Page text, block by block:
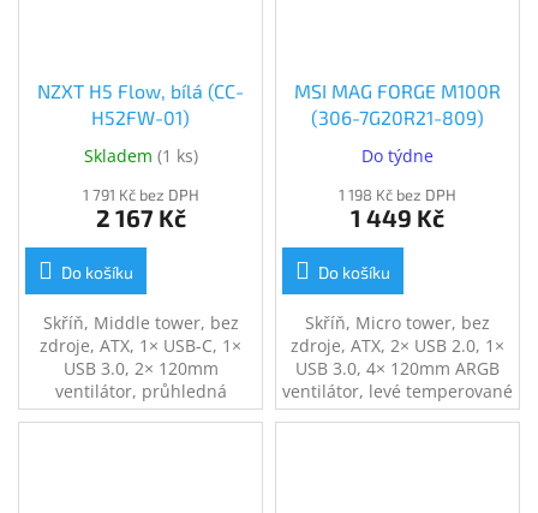
NZXT H5 Flow, bílá (CC-
H52FW-01)
Skladem (1 ks)
1 791 Kč bez DPH
2 167 Kč
Do košíku
Skříň, Middle tower, bez
zdroje, ATX, 1× USB-C, 1×
USB 3.0, 2× 120mm
ventilátor, průhledná
bočnice, perforovaný panel,
MSI MAG FORGE M100R
(306-7G20R21-809)
Do týdne
1 198 Kč bez DPH
1 449 Kč
Do košíku
Skříň, Micro tower, bez
zdroje, ATX, 2× USB 2.0, 1×
USB 3.0, 4× 120mm ARGB
ventilátor, levé temperované
sklo, mesh panel, černá